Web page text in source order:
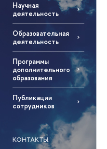
Научная
деятельность
Образовательная
деятельность
Программы
дополнительного
образования
Публикации
сотрудников
КОНТАКТЫ: